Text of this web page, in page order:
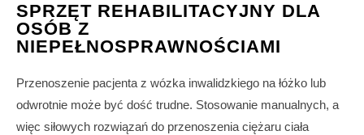
SPRZĘT REHABILITACYJNY DLA
OSÓB Z
NIEPEŁNOSPRAWNOŚCIAMI
Przenoszenie pacjenta z wózka inwalidzkiego na łóżko lub
odwrotnie może być dość trudne. Stosowanie manualnych, a
więc siłowych rozwiązań do przenoszenia ciężaru ciała